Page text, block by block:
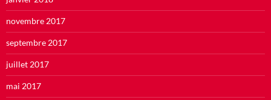
novembre 2017
septembre 2017
juillet 2017
mai 2017